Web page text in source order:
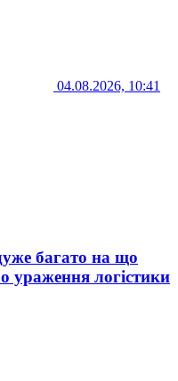
04.08.2026, 10:41
багато на що
ураження логістики